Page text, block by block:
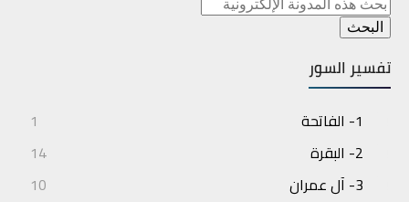
تفسير السور
1- الفاتحة
1
2- البقرة
14
3- آل عمران
10